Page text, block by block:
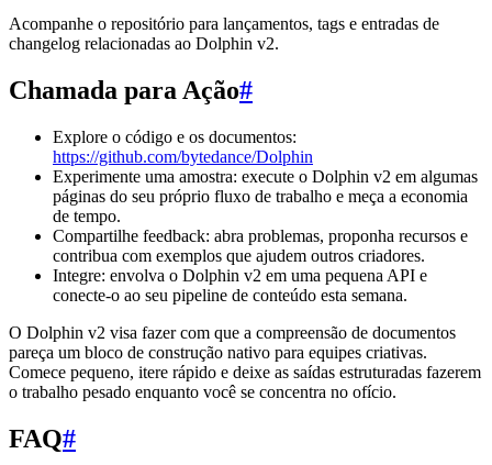
Acompanhe o repositório para lançamentos, tags e entradas de
changelog relacionadas ao Dolphin v2.
Chamada para Ação#
Explore o código e os documentos:
https://github.com/bytedance/Dolphin
Experimente uma amostra: execute o Dolphin v2 em algumas
páginas do seu próprio fluxo de trabalho e meça a economia
de tempo.
Compartilhe feedback: abra problemas, proponha recursos e
contribua com exemplos que ajudem outros criadores.
Integre: envolva o Dolphin v2 em uma pequena API e
conecte-o ao seu pipeline de conteúdo esta semana.
O Dolphin v2 visa fazer com que a compreensão de documentos
pareça um bloco de construção nativo para equipes criativas.
Comece pequeno, itere rápido e deixe as saídas estruturadas fazerem
o trabalho pesado enquanto você se concentra no ofício.
FAQ#